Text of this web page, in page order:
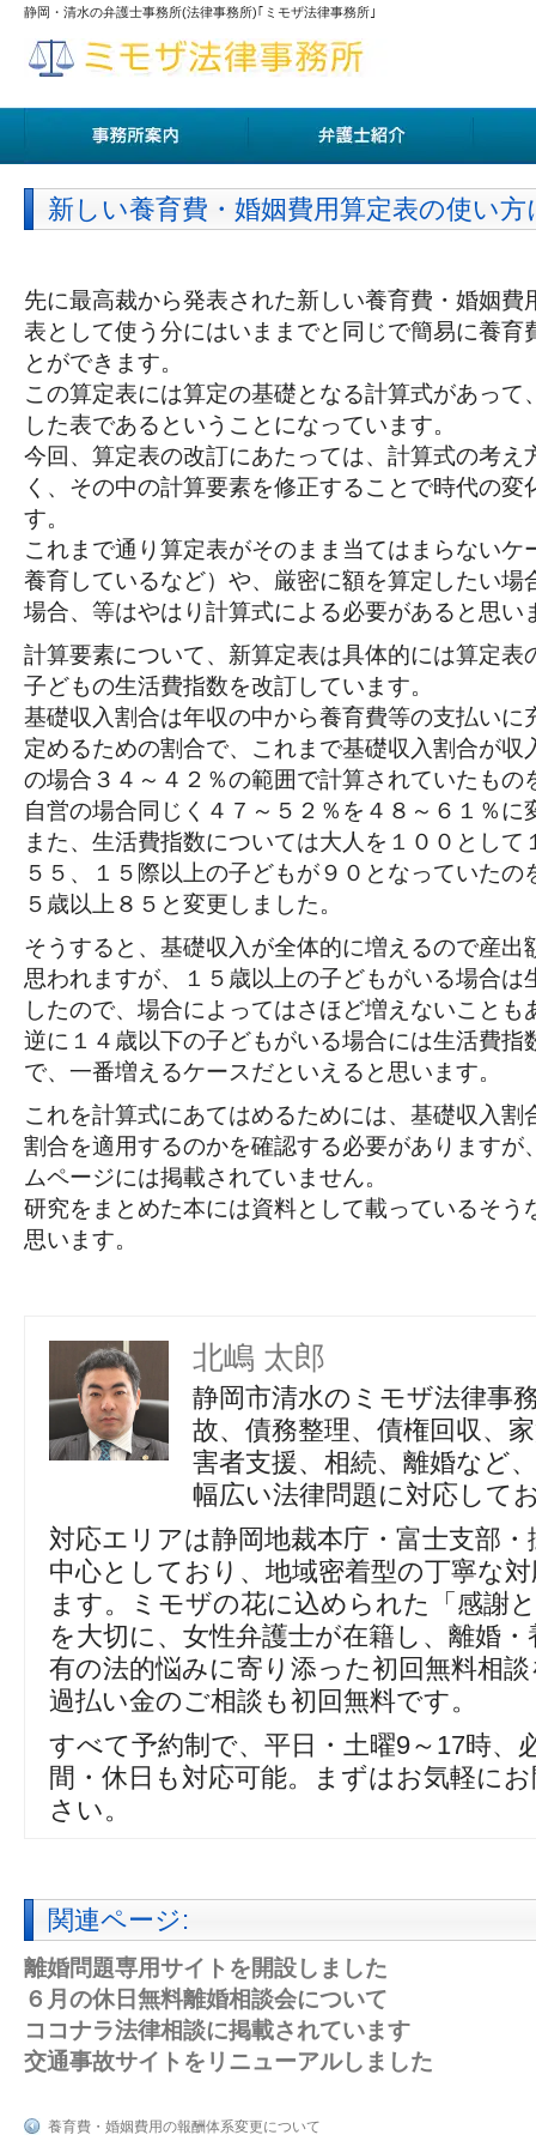
静岡・清水の弁護士事務所(法律事務所)｢ミモザ法律事務所｣
新しい養育費・婚姻費用算定表の使い
先に最高裁から発表された新しい養育費・婚姻費
表として使う分にはいままでと同じで簡易に養育
とができます。
この算定表には算定の基礎となる計算式があって
した表であるということになっています。
今回、算定表の改訂にあたっては、計算式の考え
く、その中の計算要素を修正することで時代の変
す。
これまで通り算定表がそのまま当てはまらないケ
養育しているなど）や、厳密に額を算定したい場
場合、等はやはり計算式による必要があると思い
計算要素について、新算定表は具体的には算定表
子どもの生活費指数を改訂しています。
基礎収入割合は年収の中から養育費等の支払いに
定めるための割合で、これまで基礎収入割合が収
の場合３４～４２％の範囲で計算されていたもの
自営の場合同じく４７～５２％を４８～６１％に
また、生活費指数については大人を１００として
５５、１５際以上の子どもが９０となっていたの
５歳以上８５と変更しました。
そうすると、基礎収入が全体的に増えるので産出
思われますが、１５歳以上の子どもがいる場合は
したので、場合によってはさほど増えないことも
逆に１４歳以下の子どもがいる場合には生活費指
で、一番増えるケースだといえると思います。
これを計算式にあてはめるためには、基礎収入割
割合を適用するのかを確認する必要がありますが
ムページには掲載されていません。
研究をまとめた本には資料として載っているそう
思います。
北嶋 太郎
静岡市清水のミモザ法律事
故、債務整理、債権回収、
害者支援、相続、離婚など
幅広い法律問題に対応して
対応エリアは静岡地裁本庁・富士支部
中心としており、地域密着型の丁寧な
ます。ミモザの花に込められた「感謝
を大切に、女性弁護士が在籍し、離婚
有の法的悩みに寄り添った初回無料相
過払い金のご相談も初回無料です。
すべて予約制で、平日・土曜9～17時、
間・休日も対応可能。まずはお気軽に
さい。
関連ページ:
離婚問題専用サイトを開設しました
６月の休日無料離婚相談会について
ココナラ法律相談に掲載されています
交通事故サイトをリニューアルしました
養育費・婚姻費用の報酬体系変更について